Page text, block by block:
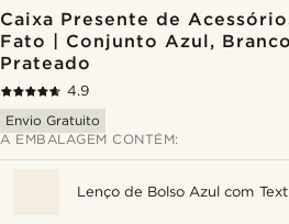
Caixa Presente de
Fato | Conjunto Azul,
Prateado
4.9
Envio Gratuito
A EMBALAGEM CONTÉM:
Lenço de Bolso Azul com